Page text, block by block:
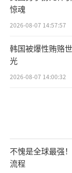
惊魂
2026-08-07 14:57:57
韩国被爆性贿赂
光
2026-08-07 14:00:32
不愧是全球最强
流程